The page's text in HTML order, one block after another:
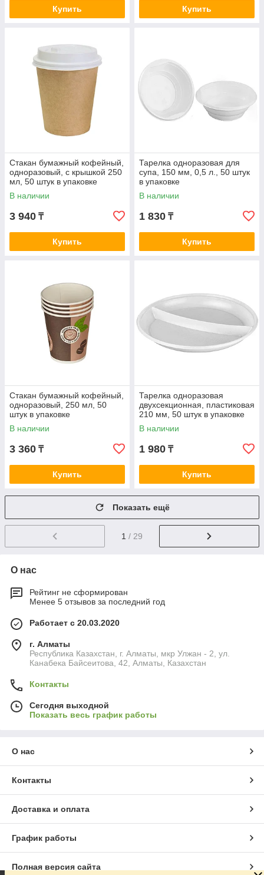
Купить Купить
Стакан бумажный кофейный,
одноразовый, с крышкой 250
мл, 50 штук в упаковке
В наличии
3 940 ₸
Купить
Тарелка одноразовая для
супа, 150 мм, 0,5 л., 50 штук
в упаковке
В наличии
1 830 ₸
Купить
Стакан бумажный кофейный,
одноразовый, 250 мл, 50
штук в упаковке
В наличии
3 360 ₸
Купить
Тарелка одноразовая
двухсекционная, пластиковая
210 мм, 50 штук в упаковке
В наличии
1 980 ₸
Купить
Показать ещё
1 / 29
О нас
Рейтинг не сформирован
Менее 5 отзывов за последний год
Работает с 20.03.2020
г. Алматы
Республика Казахстан, г. Алматы, мкр Улжан - 2, ул.
Канабека Байсеитова, 42, Алматы, Казахстан
Контакты
Сегодня выходной
Показать весь график работы
О нас
Контакты
Доставка и оплата
График работы
Полная версия сайта